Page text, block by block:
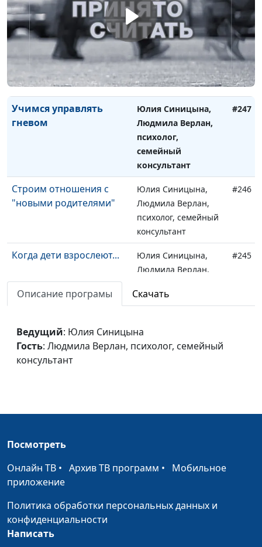
психолог, семейный
консультант
Прощение прошлого
Юлия Синицына,
Людмила Верлан,
психолог, семейный
консультант
#248
Учимся управлять
гневом
Юлия Синицына,
Людмила Верлан,
психолог,
семейный
консультант
#247
Строим отношения с
"новыми родителями"
Юлия Синицына,
Людмила Верлан,
психолог, семейный
консультант
#246
Когда дети взрослеют...
Юлия Синицына,
Людмила Верлан,
консультант
#245
конфликты
Людмила Верлан,
психолог, семейный
психолог, семейный
Повышение самооценки
Людмила Верлан,
Темперамент - мой враг
или помощник?
Описание програмы Скачать
Ведущий: Юлия Синицына
Гость: Людмила Верлан, психолог, семейный
консультант
Посмотреть
Онлайн ТВ • Архив ТВ программ • Мобильное
приложение
Политика обработки персональных данных и
конфиденциальности
Написать